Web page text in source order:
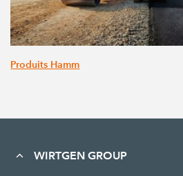
Produits Hamm
WIRTGEN GROUP